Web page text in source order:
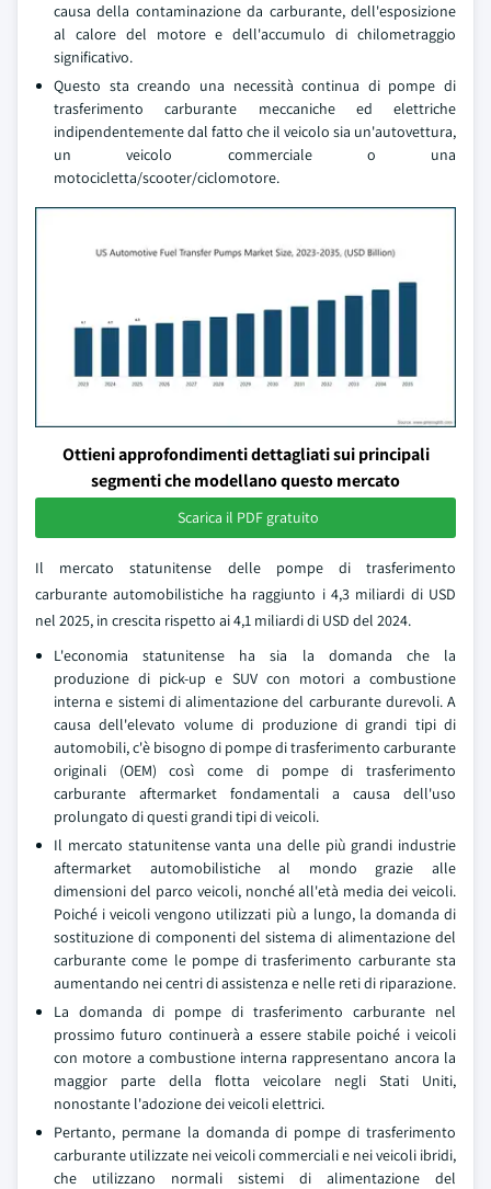
causa della contaminazione da carburante, dell'esposizione
al calore del motore e dell'accumulo di chilometraggio
significativo.
Questo sta creando una necessità continua di pompe di
trasferimento carburante meccaniche ed elettriche
indipendentemente dal fatto che il veicolo sia un'autovettura,
un veicolo commerciale o una
motocicletta/scooter/ciclomotore.
Ottieni approfondimenti dettagliati sui principali
segmenti che modellano questo mercato
Scarica il PDF gratuito
Il mercato statunitense delle pompe di trasferimento
carburante automobilistiche ha raggiunto i 4,3 miliardi di USD
nel 2025, in crescita rispetto ai 4,1 miliardi di USD del 2024.
L'economia statunitense ha sia la domanda che la
produzione di pick-up e SUV con motori a combustione
interna e sistemi di alimentazione del carburante durevoli. A
causa dell'elevato volume di produzione di grandi tipi di
automobili, c'è bisogno di pompe di trasferimento carburante
originali (OEM) così come di pompe di trasferimento
carburante aftermarket fondamentali a causa dell'uso
prolungato di questi grandi tipi di veicoli.
Il mercato statunitense vanta una delle più grandi industrie
aftermarket automobilistiche al mondo grazie alle
dimensioni del parco veicoli, nonché all'età media dei veicoli.
Poiché i veicoli vengono utilizzati più a lungo, la domanda di
sostituzione di componenti del sistema di alimentazione del
carburante come le pompe di trasferimento carburante sta
aumentando nei centri di assistenza e nelle reti di riparazione.
La domanda di pompe di trasferimento carburante nel
prossimo futuro continuerà a essere stabile poiché i veicoli
con motore a combustione interna rappresentano ancora la
maggior parte della flotta veicolare negli Stati Uniti,
nonostante l'adozione dei veicoli elettrici.
Pertanto, permane la domanda di pompe di trasferimento
carburante utilizzate nei veicoli commerciali e nei veicoli ibridi,
che utilizzano normali sistemi di alimentazione del